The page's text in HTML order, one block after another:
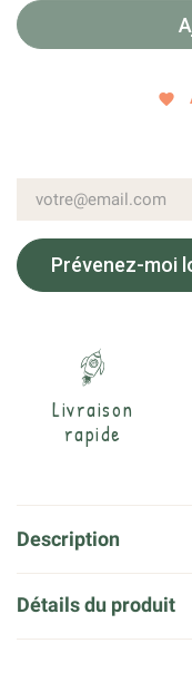
favorite
Prévenez-moi
Livraison
rapide
Description
Détails du produit